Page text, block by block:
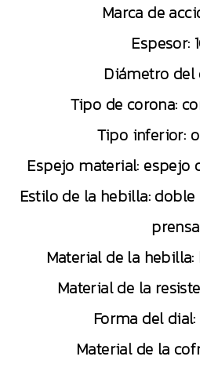
Marca de
Espesor:
Diámetro del
Tipo de corona:
Tipo inferior:
Espejo material:
Estilo de la hebilla:
prensa
Material de la
Material de la
Forma del
Material de la